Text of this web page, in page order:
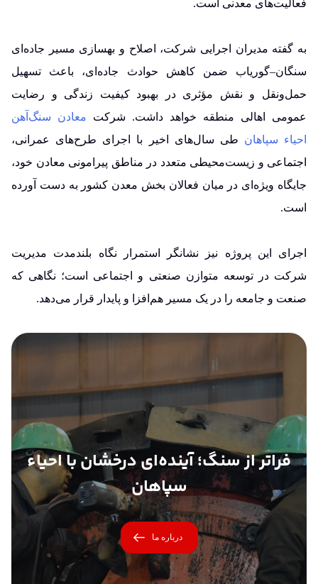
فعالیت‌های معدنی است.
به گفته مدیران اجرایی شرکت، اصلاح و بهسازی مسیر جاده‌ای
سنگان–گوریاب ضمن کاهش حوادث جاده‌ای، باعث تسهیل
حمل‌ونقل و نقش مؤثری در بهبود کیفیت زندگی و رضایت
عمومی اهالی منطقه خواهد داشت. شرکت معادن سنگ‌آهن
احیاء سپاهان طی سال‌های اخیر با اجرای طرح‌های عمرانی،
اجتماعی و زیست‌محیطی متعدد در مناطق پیرامونی معادن خود،
جایگاه ویژه‌ای در میان فعالان بخش معدن کشور به دست آورده
است.
اجرای این پروژه نیز نشانگر استمرار نگاه بلندمدت مدیریت
شرکت در توسعه متوازن صنعتی و اجتماعی است؛ نگاهی که
صنعت و جامعه را در یک مسیر هم‌افزا و پایدار قرار می‌دهد.
فراتر از سنگ؛ آینده‌ای درخشان با احیاء
سپاهان
درباره ما